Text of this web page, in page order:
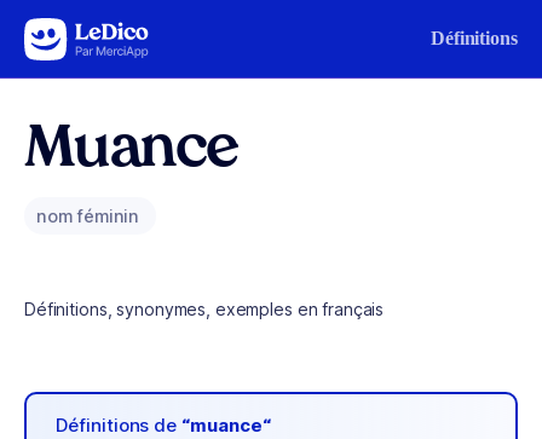
Aller au contenu Définitions
Muance
nom féminin
Définitions, synonymes, exemples en français
Définitions de “muance“